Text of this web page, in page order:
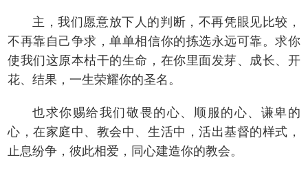
主，我们愿意放下人的判断，不再凭眼见比较，
不再靠自己争求，单单相信你的拣选永远可靠。求你
使我们这原本枯干的生命，在你里面发芽、成长、开
花、结果，一生荣耀你的圣名。
也求你赐给我们敬畏的心、顺服的心、谦卑的
心，在家庭中、教会中、生活中，活出基督的样式，
止息纷争，彼此相爱，同心建造你的教会。